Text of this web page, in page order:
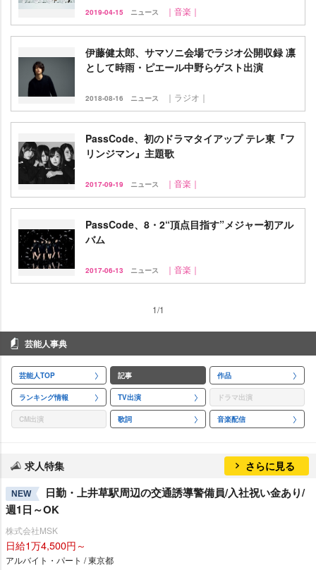
2019-04-15 ニュース ｜音楽｜
伊藤健太郎、サマソニ会場でラジオ公開収録 凛
として時雨・ピエール中野らゲスト出演
2018-08-16 ニュース ｜ラジオ｜
PassCode、初のドラマタイアップ テレ東『フ
リンジマン』主題歌
2017-09-19 ニュース ｜音楽｜
PassCode、8・2“頂点目指す”メジャー初アル
バム
2017-06-13 ニュース ｜音楽｜
1/1
芸能人事典
芸能人TOP 記事 作品
ランキング情報 TV出演 ドラマ出演
CM出演 歌詞 音楽配信
求人特集 さらに見る
NEW
日勤・上井草駅周辺の交通誘導警備員/入社祝い金あり/
週1日～OK
株式会社MSK
日給1万4,500円～
アルバイト・パート / 東京都